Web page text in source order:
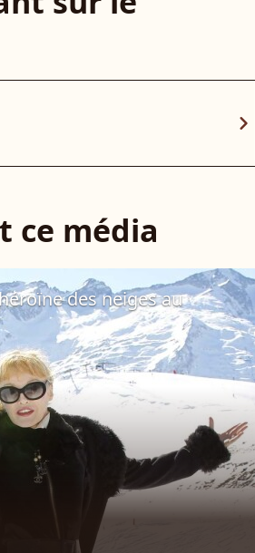
chevron_right
ce média
des neiges au